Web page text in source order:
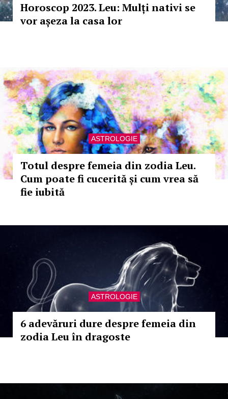
Horoscop 2023. Leu: Mulți nativi se
vor așeza la casa lor
ASTROLOGIE
Totul despre femeia din zodia Leu.
Cum poate fi cucerită și cum vrea să
fie iubită
ASTROLOGIE
6 adevăruri dure despre femeia din
zodia Leu în dragoste